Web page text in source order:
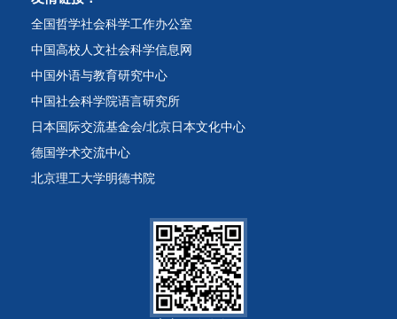
全国哲学社会科学工作办公室
中国高校人文社会科学信息网
中国外语与教育研究中心
中国社会科学院语言研究所
日本国际交流基金会/北京日本文化中心
德国学术交流中心
北京理工大学明德书院